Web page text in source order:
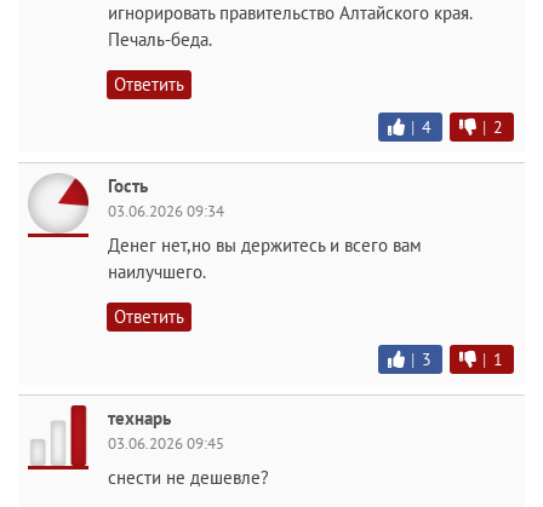
игнорировать правительство Алтайского края.
Печаль-беда.
Ответить
| 4 | 2
Гость
03.06.2026 09:34
Денег нет,но вы держитесь и всего вам
наилучшего.
Ответить
| 3 | 1
технарь
03.06.2026 09:45
снести не дешевле?